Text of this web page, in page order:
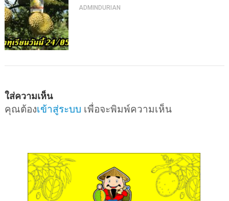
ADMINDURIAN
ใส่ความเห็น
คุณต้องเข้าสู่ระบบ เพื่อจะพิมพ์ความเห็น